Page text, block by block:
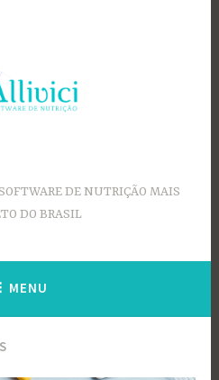
DE NUTRIÇÃO MAIS
DO BRASIL
MENU